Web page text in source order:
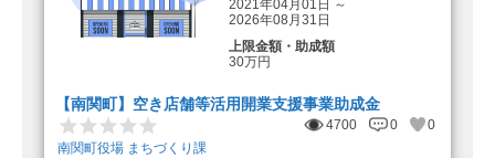
2021年04月01日 ～
2026年08月31日
上限金額・助成額
30万円
【南関町】空き店舗等活用開業支援事業助成金
4700 0
0
南関町役場 まちづくり課